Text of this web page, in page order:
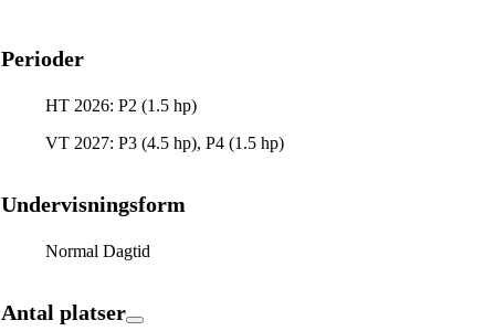
Perioder
HT 2026: P2 (1.5 hp)
VT 2027: P3 (4.5 hp), P4 (1.5 hp)
Undervisningsform
Normal Dagtid
Antal platser